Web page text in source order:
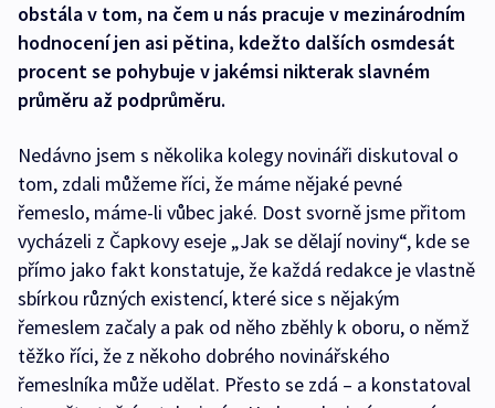
obstála v tom, na čem u nás pracuje v mezinárodním
hodnocení jen asi pětina, kdežto dalších osmdesát
procent se pohybuje v jakémsi nikterak slavném
průměru až podprůměru.
Nedávno jsem s několika kolegy novináři diskutoval o
tom, zdali můžeme říci, že máme nějaké pevné
řemeslo, máme-li vůbec jaké. Dost svorně jsme přitom
vycházeli z Čapkovy eseje „Jak se dělají noviny“, kde se
přímo jako fakt konstatuje, že každá redakce je vlastně
sbírkou různých existencí, které sice s nějakým
řemeslem začaly a pak od něho zběhly k oboru, o němž
těžko říci, že z někoho dobrého novinářského
řemeslníka může udělat. Přesto se zdá – a konstatoval